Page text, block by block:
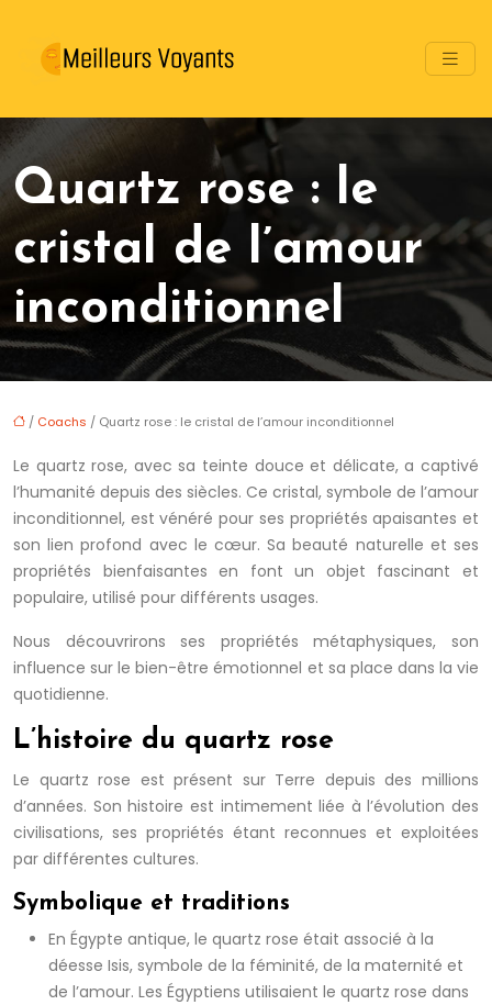
Quartz rose : le
cristal de l’amour
inconditionnel
/ Coachs / Quartz rose : le cristal de l’amour inconditionnel
Le quartz rose, avec sa teinte douce et délicate, a captivé
l’humanité depuis des siècles. Ce cristal, symbole de l’amour
inconditionnel, est vénéré pour ses propriétés apaisantes et
son lien profond avec le cœur. Sa beauté naturelle et ses
propriétés bienfaisantes en font un objet fascinant et
populaire, utilisé pour différents usages.
Nous découvrirons ses propriétés métaphysiques, son
influence sur le bien-être émotionnel et sa place dans la vie
quotidienne.
L’histoire du quartz rose
Le quartz rose est présent sur Terre depuis des millions
d’années. Son histoire est intimement liée à l’évolution des
civilisations, ses propriétés étant reconnues et exploitées
par différentes cultures.
Symbolique et traditions
En Égypte antique, le quartz rose était associé à la
déesse Isis, symbole de la féminité, de la maternité et
de l’amour. Les Égyptiens utilisaient le quartz rose dans